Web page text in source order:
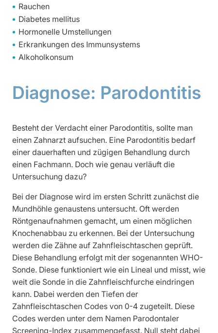
Rauchen
Diabetes mellitus
Hormonelle Umstellungen
Erkrankungen des Immunsystems
Alkoholkonsum
Diagnose: Parodontitis
Besteht der Verdacht einer Parodontitis, sollte man
einen Zahnarzt aufsuchen. Eine Parodontitis bedarf
einer dauerhaften und zügigen Behandlung durch
einen Fachmann. Doch wie genau verläuft die
Untersuchung dazu?
Bei der Diagnose wird im ersten Schritt zunächst die
Mundhöhle genaustens untersucht. Oft werden
Röntgenaufnahmen gemacht, um einen möglichen
Knochenabbau zu erkennen. Bei der Untersuchung
werden die Zähne auf Zahnfleischtaschen geprüft.
Diese Behandlung erfolgt mit der sogenannten WHO-
Sonde. Diese funktioniert wie ein Lineal und misst, wie
weit die Sonde in die Zahnfleischfurche eindringen
kann. Dabei werden den Tiefen der
Zahnfleischtaschen Codes von 0-4 zugeteilt. Diese
Codes werden unter dem Namen Parodontaler
Screening-Index zusammengefasst. Null steht dabei